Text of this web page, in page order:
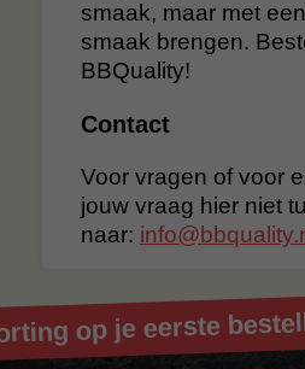
smaak, maar met
smaak brengen.
BBQuality!
Contact
Voor vragen of voor
jouw vraag hier niet
naar:
op je eerste